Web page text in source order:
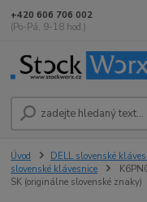
+420 606 706 002
(Po-Pá, 9-18 hod.)
Úvod DELL slovenské
slovenské klávesnice
SK (originálne slovenské znaky)